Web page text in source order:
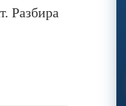
Разбира